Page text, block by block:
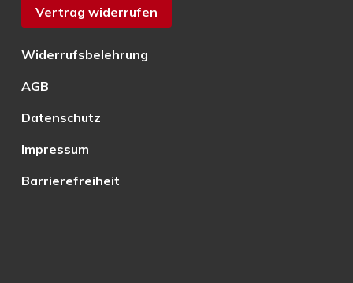
Vertrag widerrufen
Widerrufsbelehrung
AGB
Datenschutz
Impressum
Barrierefreiheit